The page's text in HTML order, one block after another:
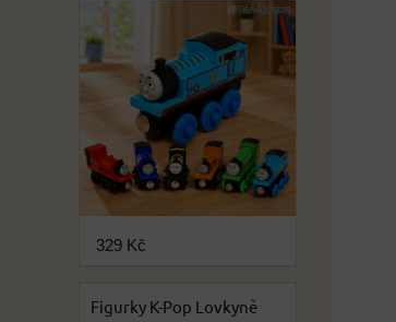
329 Kč
Figurky K-Pop Lovkyně